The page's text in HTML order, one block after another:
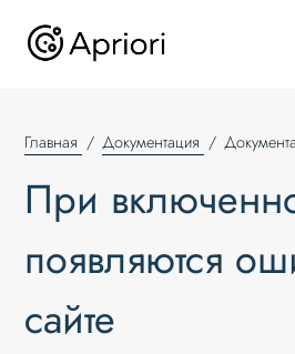
Главная Документация
При
появляются
сайте